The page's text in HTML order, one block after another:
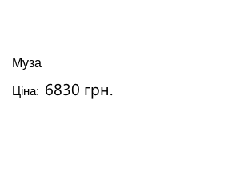
Муза
Ціна: 6830 грн.